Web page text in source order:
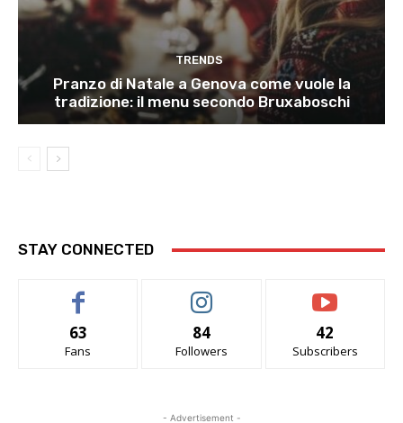
TRENDS
Pranzo di Natale a Genova come vuole la
tradizione: il menu secondo Bruxaboschi
STAY CONNECTED
63
Fans
84
Followers
42
Subscribers
- Advertisement -